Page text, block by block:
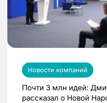
Новости компаний
Почти 3 млн идей:
рассказал о Новой